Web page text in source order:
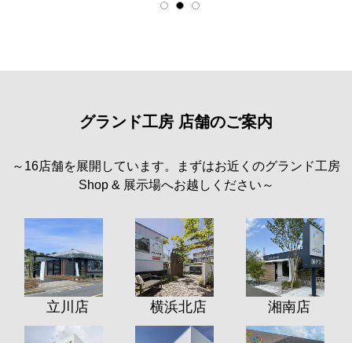
グランド工房 店舗のご案内
～16店舗を展開しています。まずはお近くのグランド工房
Shop & 展示場へお越しください～
立川店 横浜北店 湘南店